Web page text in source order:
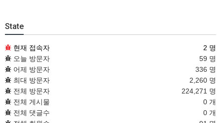
State
현재 접속자
2 명
오늘 방문자
59 명
어제 방문자
336 명
최대 방문자
2,260 명
전체 방문자
224,271 명
전체 게시물
0 개
전체 댓글수
0 개